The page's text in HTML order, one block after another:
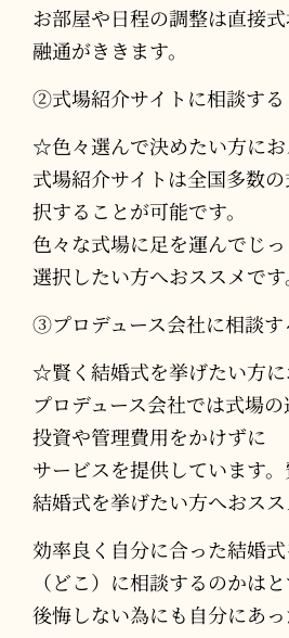
お部屋や日程の調整は直接
融通がききます。
②式場紹介サイトに相談する
☆色々選んで決めたい方に
式場紹介サイトは全国多数
択することが可能です。
色々な式場に足を運んでじ
選択したい方へおススメです
③プロデュース会社に相談す
☆賢く結婚式を挙げたい方
プロデュース会社では式場
投資や管理費用をかけずに
サービスを提供しています
結婚式を挙げたい方へおスス
効率良く自分に合った結婚
（どこ）に相談するのかは
後悔しない為にも自分にあ